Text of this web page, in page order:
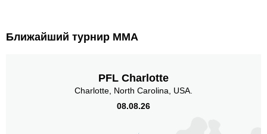
Ближайший турнир ММА
PFL Charlotte
Charlotte, North Carolina, USA.
08.08.26